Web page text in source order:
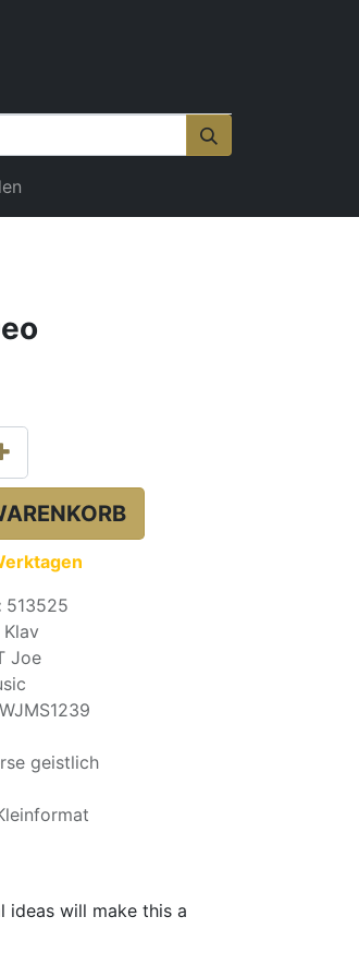
513525
Klav
Joe
WJMS1239
geistlich
ideas will make this a